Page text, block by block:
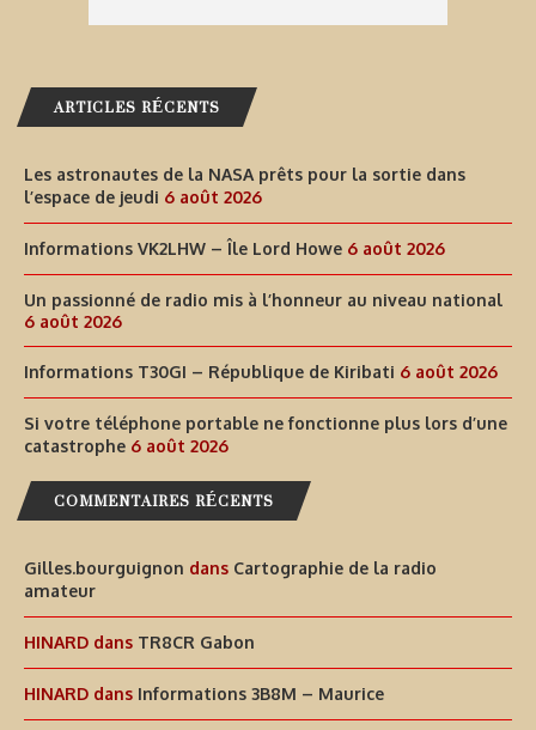
ARTICLES RÉCENTS
Les astronautes de la NASA prêts pour la sortie dans
l’espace de jeudi 6 août 2026
Informations VK2LHW – Île Lord Howe 6 août 2026
Un passionné de radio mis à l’honneur au niveau national
6 août 2026
Informations T30GI – République de Kiribati 6 août 2026
Si votre téléphone portable ne fonctionne plus lors d’une
catastrophe 6 août 2026
COMMENTAIRES RÉCENTS
Gilles.bourguignon dans Cartographie de la radio
amateur
HINARD dans TR8CR Gabon
HINARD dans Informations 3B8M – Maurice